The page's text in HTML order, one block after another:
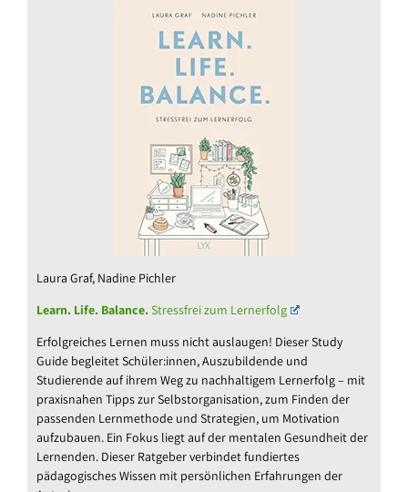
Laura Graf, Nadine Pichler
Learn. Life. Balance.Stressfrei zum Lernerfolg
Erfolgreiches Lernen muss nicht auslaugen! Dieser Study
Guide begleitet Schüler:innen, Auszubildende und
Studierende auf ihrem Weg zu nachhaltigem Lernerfolg – mit
praxisnahen Tipps zur Selbstorganisation, zum Finden der
passenden Lernmethode und Strategien, um Motivation
aufzubauen. Ein Fokus liegt auf der mentalen Gesundheit der
Lernenden. Dieser Ratgeber verbindet fundiertes
pädagogisches Wissen mit persönlichen Erfahrungen der